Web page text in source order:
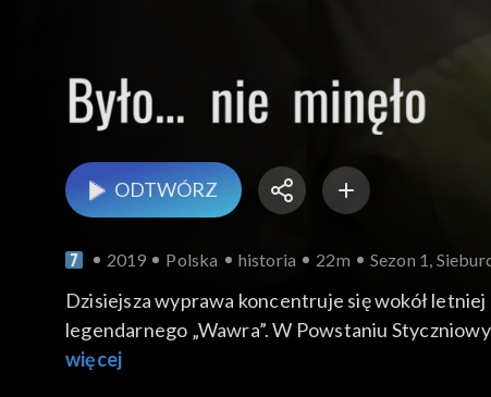
ODTWÓRZ
2019 Polska historia 22m Sezon 1,
Dzisiejsza wyprawa koncentruje się wokół
legendarnego „Wawra”. W Powstaniu
postanowili go osaczyć i zniszczyć, rozpoczął
więcej